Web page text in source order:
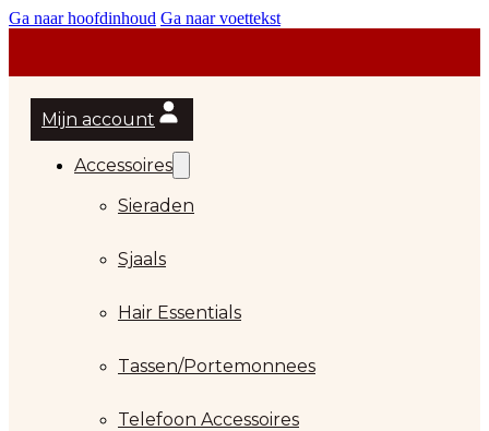
Ga naar hoofdinhoud Ga naar voettekst
Mijn account
Accessoires
Sieraden
Sjaals
Hair Essentials
Tassen/Portemonnees
Telefoon Accessoires